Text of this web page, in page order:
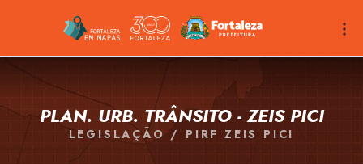
PLAN. URB. TRÂNSITO - ZEIS PICI
LEGISLAÇÃO / PIRF ZEIS PICI